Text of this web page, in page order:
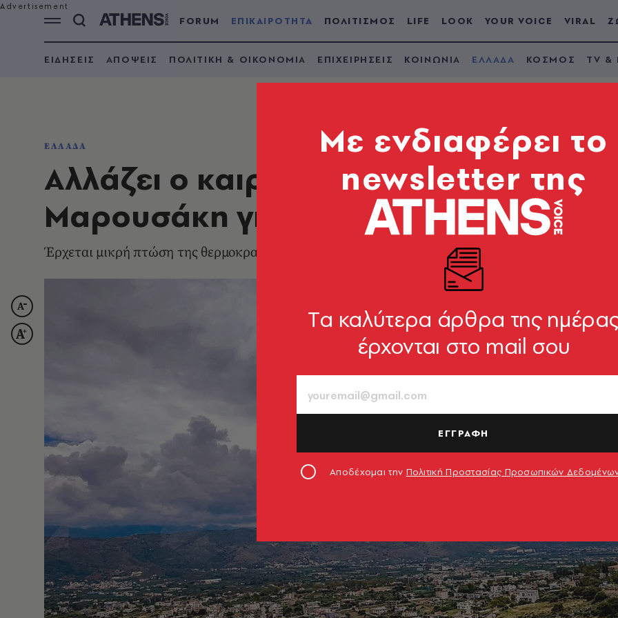
FORUM ΕΠΙΚΑΙΡΟΤΗΤΑ ΠΟΛΙΤΙΣΜΟΣ LIFE LOOK YOUR VOICE VIRAL
ΕΙΔΗΣΕΙΣ ΑΠΟΨΕΙΣ ΠΟΛΙΤΙΚΗ & ΟΙΚΟΝΟΜΙΑ ΕΠΙΧΕΙΡΗΣΕΙΣ ΚΟΙΝΩΝΙΑ ΕΛΛΑΔΑ ΚΟΣΜΟΣ TV &
ΕΛΛΑΔΑ
Αλλάζει ο καιρός ξανά - Η πρόγνωση
Μαρουσάκη για τις επόμενες ημέρες
Έρχεται μικρή πτώση της θερμοκρασίας
Mε ενδιαφέρει το
newsletter της
Tα καλύτερα άρθρα της
έρχονται στο mail σου
ΕΓΓΡΑΦΗ
Αποδέχομαι την Πολιτική Προστασίας Προσωπικών